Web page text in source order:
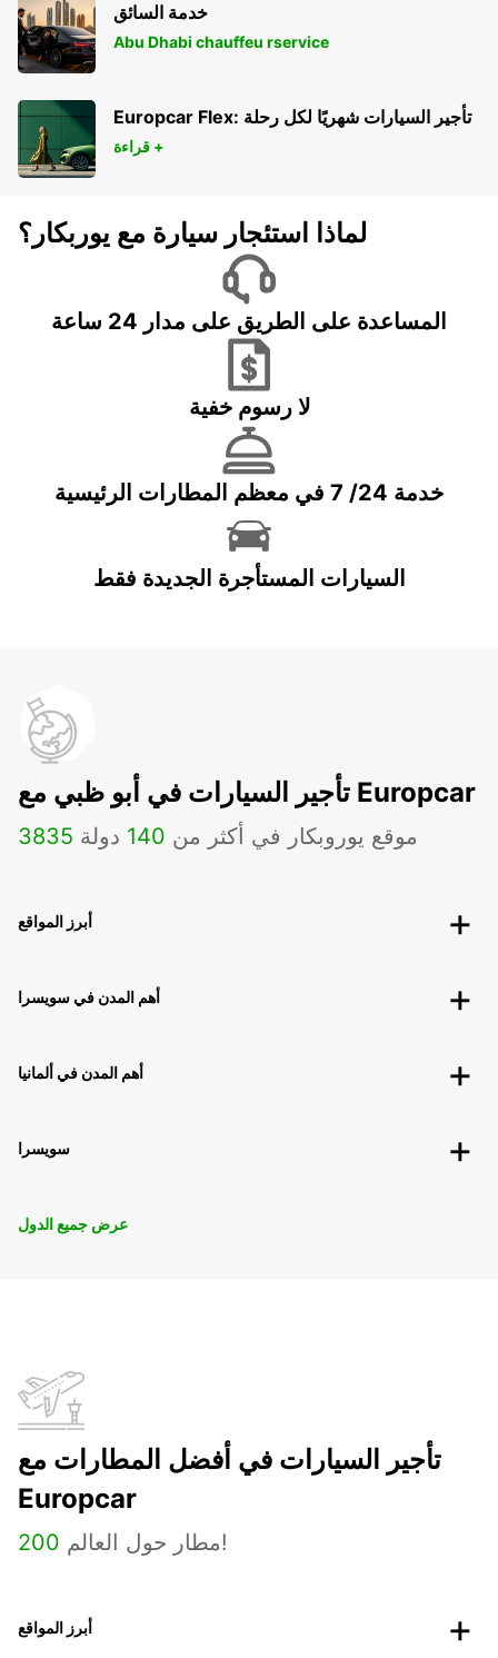
خدمة السائق
Abu Dhabi chauffeu rservice
Europcar Flex: تأجير السيارات شهريًا لكل رحلة
قراءة +
لماذا استئجار سيارة مع يوربكار؟
المساعدة على الطريق على مدار 24 ساعة
لا رسوم خفية
خدمة 24/ 7 في معظم المطارات الرئيسية
السيارات المستأجرة الجديدة فقط
تأجير السيارات في أبو ظبي مع Europcar
3835 موقع يوروبكار في أكثر من 140 دولة
أبرز المواقع
أهم المدن في سويسرا
أهم المدن في ألمانيا
سويسرا
عرض جميع الدول
تأجير السيارات في أفضل المطارات مع
Europcar
200 مطار حول العالم!
أبرز المواقع